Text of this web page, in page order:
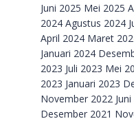
Juni 2025 Mei 2025
2024 Agustus 2024
April 2024 Maret
Januari 2024
2023 Juli 2023 Mei
2023 Januari 2023
November 2022
Desember 2021